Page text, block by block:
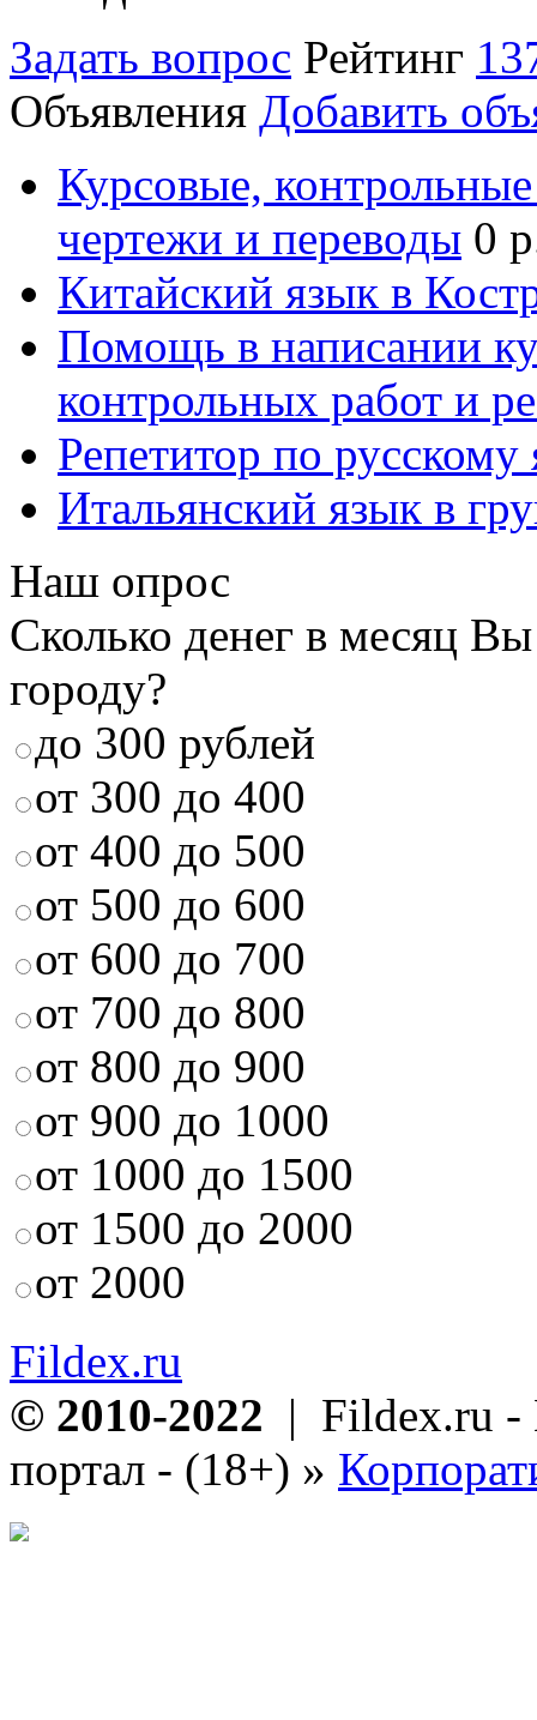
Задать вопрос Рейтинг
Объявления Добавить
Курсовые,
чертежи и переводы 0
Китайский язык в
Помощь в написании
контрольных работ и
Репетитор по русскому
Итальянский язык в
Наш опрос
Сколько денег в месяц
городу?
до 300 рублей
от 300 до 400
от 400 до 500
от 500 до 600
от 600 до 700
от 700 до 800
от 800 до 900
от 900 до 1000
от 1000 до 1500
от 1500 до 2000
от 2000
Fildex.ru
© 2010-2022 | Fildex.ru -
портал - (18+) »